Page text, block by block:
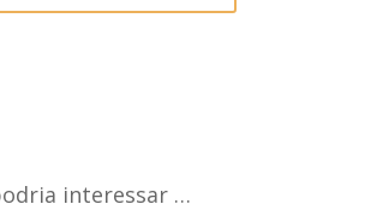
interessar …